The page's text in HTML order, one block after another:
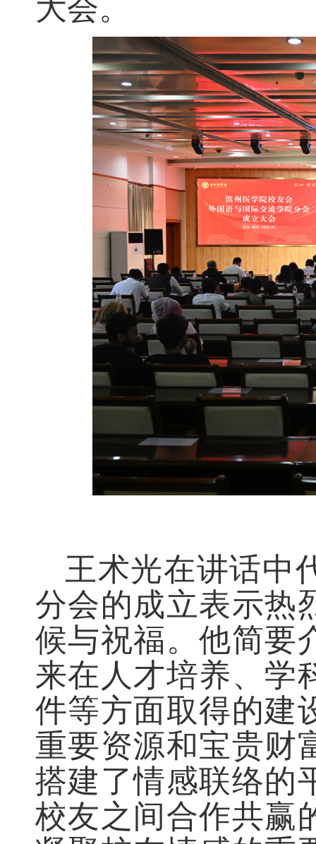
大会。
王术光在讲话中
分会的成立表示热
候与祝福。他简要
来在人才培养、学
件等方面取得的建
重要资源和宝贵财
搭建了情感联络的
校友之间合作共赢